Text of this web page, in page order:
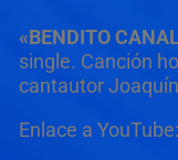
«BENDITO
single. Canción
cantautor
Enlace a YouTube: